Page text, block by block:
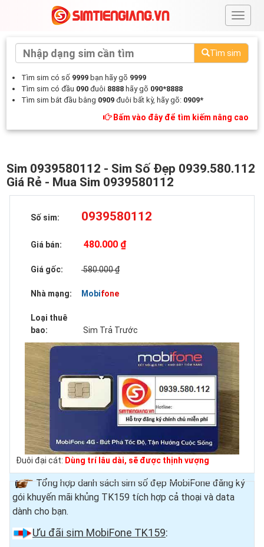
#
Tìm sim
Tìm sim có số 9999 bạn hãy gõ 9999
Tìm sim có đầu 090 đuôi 8888 hãy gõ 090*8888
Tìm sim bắt đầu bằng 0909 đuôi bất kỳ, hãy gõ: 0909*
Bấm vào đây để tìm kiếm nâng cao
Sim 0939580112 - Sim Số Đẹp 0939.580.112
Giá Rẻ - Mua Sim 0939580112
Số sim: 0939580112
Giá bán: 480.000 ₫
Giá gốc: 580.000 ₫
Nhà mạng: Mobifone
Loại thuê
bao:
Sim Trả Trước
Đuôi đại cát: Dùng trí lâu dài, sẽ được thịnh vượng
Tổng hợp danh sách sim số đẹp MobiFone đăng ký
gói khuyến mãi khủng TK159 tích hợp cả thoại và data
dành cho bạn.
Ưu đãi sim MobiFone TK159: